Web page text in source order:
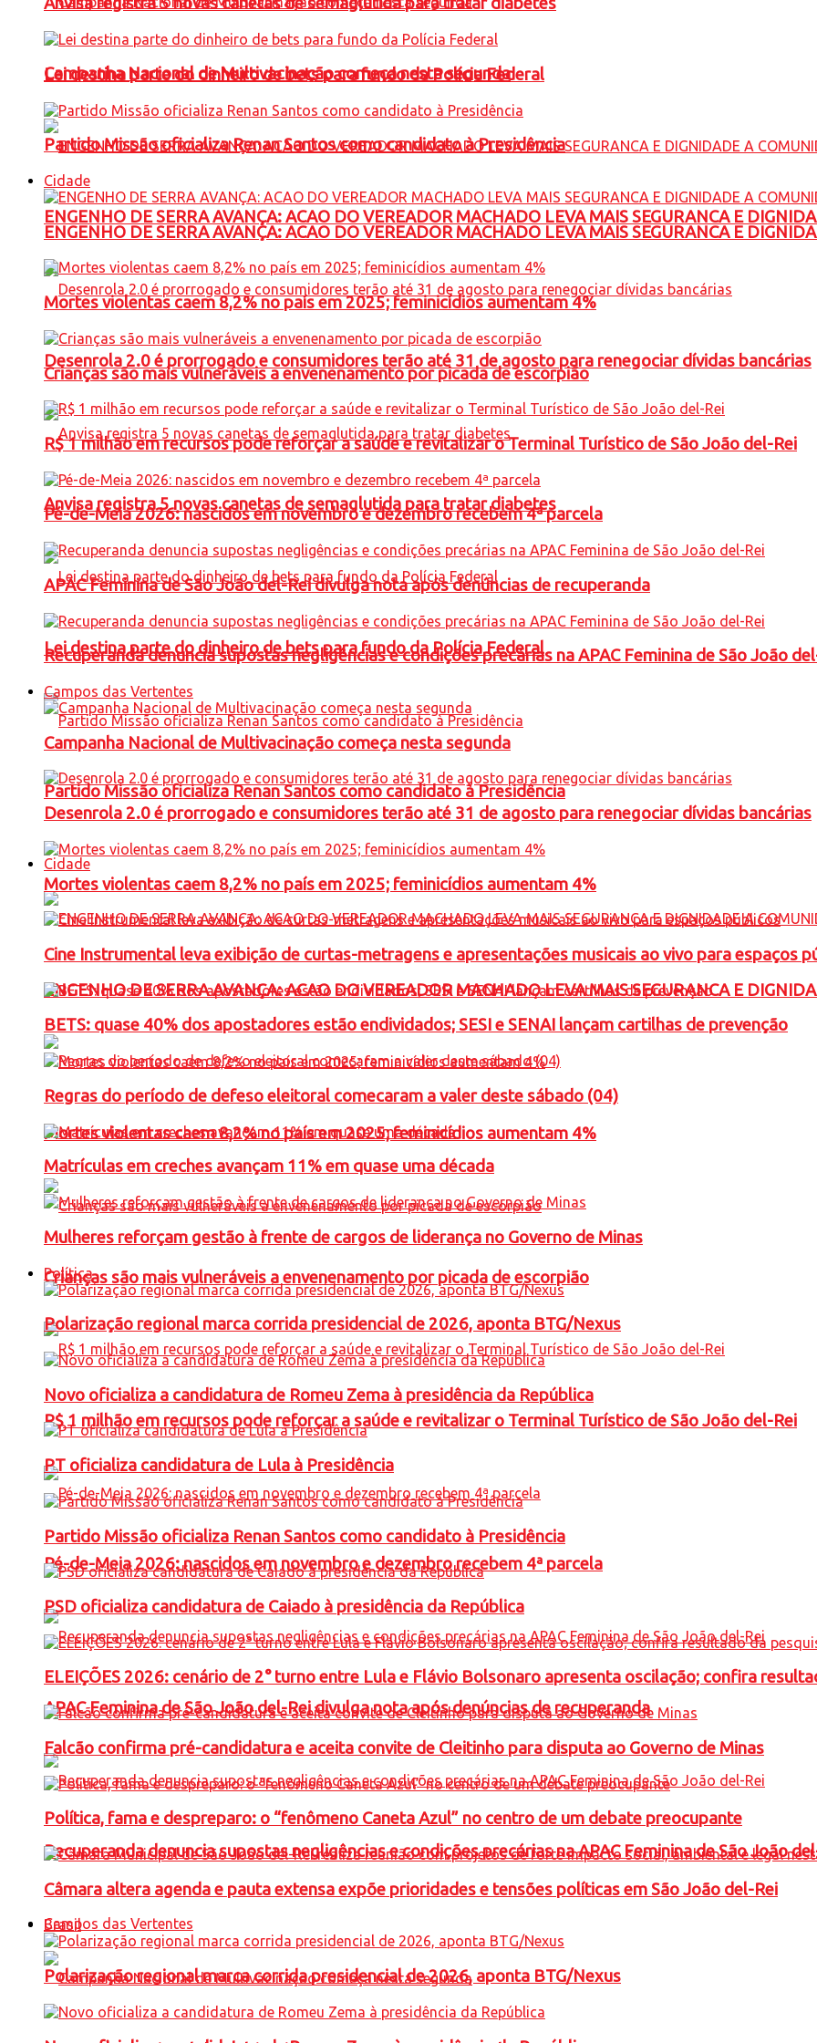
Campanha Nacional de Multivacinação começa nesta segunda
ENGENHO DE SERRA AVANÇA: ACAO DO VEREADOR MACHADO LEVA MAIS SEGURANCA E
Desenrola 2.0 é prorrogado e consumidores terão até 31 de agosto para renegociar dívidas bancárias
Anvisa registra 5 novas canetas de semaglutida para tratar diabetes
Lei destina parte do dinheiro de bets para fundo da Polícia Federal
Partido Missão oficializa Renan Santos como candidato à Presidência
Cidade
ENGENHO DE SERRA AVANÇA: ACAO DO VEREADOR MACHADO LEVA MAIS SEGURANCA E
Mortes violentas caem 8,2% no país em 2025; feminicídios aumentam 4%
Crianças são mais vulneráveis a envenenamento por picada de escorpião
R$ 1 milhão em recursos pode reforçar a saúde e revitalizar o Terminal Turístico de São João del-Rei
Pé-de-Meia 2026: nascidos em novembro e dezembro recebem 4ª parcela
APAC Feminina de São João del-Rei divulga nota após denúncias de recuperanda
Recuperanda denuncia supostas negligências e condições precárias na APAC Feminina de São João
Campos das Vertentes
Lei destina parte do dinheiro de bets para fundo da Polícia Federal
Partido Missão oficializa Renan Santos como candidato à Presidência
Cidade
ENGENHO DE SERRA AVANÇA: ACAO DO VEREADOR MACHADO LEVA MAIS SEGURANCA E
Mortes violentas caem 8,2% no país em 2025; feminicídios aumentam 4%
Crianças são mais vulneráveis a envenenamento por picada de escorpião
R$ 1 milhão em recursos pode reforçar a saúde e revitalizar o Terminal Turístico de São João del-Rei
Pé-de-Meia 2026: nascidos em novembro e dezembro recebem 4ª parcela
APAC Feminina de São João del-Rei divulga nota após denúncias de recuperanda
Recuperanda denuncia supostas negligências e condições precárias na APAC Feminina de São João
Campos das Vertentes
Campanha Nacional de Multivacinação começa nesta segunda
Desenrola 2.0 é prorrogado e consumidores terão até 31 de agosto para renegociar dívidas bancárias
Mortes violentas caem 8,2% no país em 2025; feminicídios aumentam 4%
Cine Instrumental leva exibição de curtas-metragens e apresentações musicais ao vivo para espaços
BETS: quase 40% dos apostadores estão endividados; SESI e SENAI lançam cartilhas de prevenção
Regras do período de defeso eleitoral comecaram a valer deste sábado (04)
Matrículas em creches avançam 11% em quase uma década
Mulheres reforçam gestão à frente de cargos de liderança no Governo de Minas
Política
Polarização regional marca corrida presidencial de 2026, aponta BTG/Nexus
Novo oficializa a candidatura de Romeu Zema à presidência da República
PT oficializa candidatura de Lula à Presidência
Partido Missão oficializa Renan Santos como candidato à Presidência
PSD oficializa candidatura de Caiado à presidência da República
ELEIÇÕES 2026: cenário de 2° turno entre Lula e Flávio Bolsonaro apresenta oscilação; confira
Falcão confirma pré-candidatura e aceita convite de Cleitinho para disputa ao Governo de Minas
Política, fama e despreparo: o “fenômeno Caneta Azul” no centro de um debate preocupante
Câmara altera agenda e pauta extensa expõe prioridades e tensões políticas em São João del-Rei
Brasil
Polarização regional marca corrida presidencial de 2026, aponta BTG/Nexus